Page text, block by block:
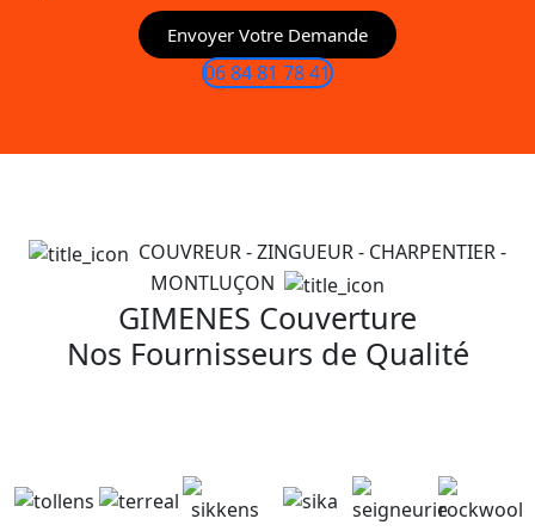
Envoyer Votre Demande
06 84 81 78 41
COUVREUR - ZINGUEUR - CHARPENTIER -
MONTLUÇON
GIMENES Couverture
Nos Fournisseurs de Qualité